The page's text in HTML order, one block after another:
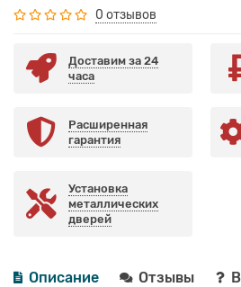
0 отзывов
Доставим за 24
часа
Расширенная
гарантия
Установка
металлических
дверей
Описание Отзывы